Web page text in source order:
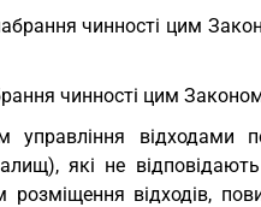
чинності цим
чинності цим
відходами
які не
розміщення відходів,